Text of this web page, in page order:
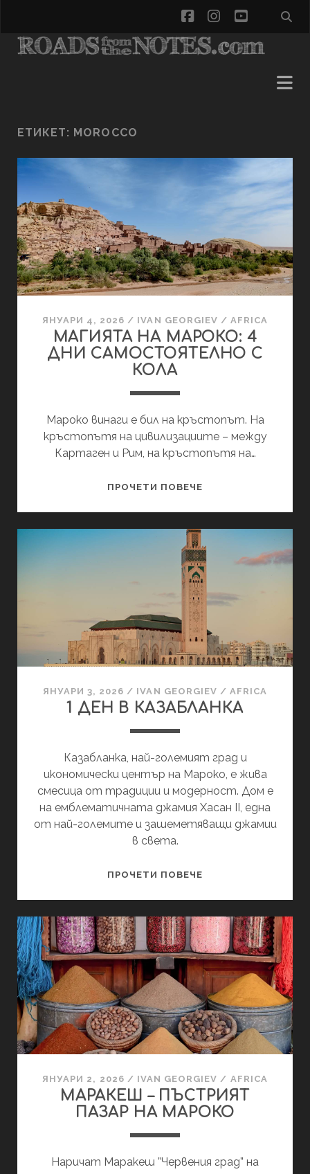
facebook
instagram
youtube
ЕТИКЕТ: MOROCCO
ЯНУАРИ 4, 2026 / IVAN GEORGIEV /AFRICA
МАГИЯТА НА МАРОКО: 4
ДНИ САМОСТОЯТЕЛНО С
КОЛА
Мароко винаги е бил на кръстопът. На
кръстопътя на цивилизациите – между
Картаген и Рим, на кръстопътя на…
ПРОЧЕТИ ПОВЕЧЕ
ДНИ
САМОСТОЯТЕЛНО
С
КОЛА
ЯНУАРИ 3, 2026 / IVAN GEORGIEV /AFRICA
1 ДЕН В КАЗАБЛАНКА
Казабланка, най-големият град и
икономически център на Мароко, е жива
смесица от традиции и модерност. Дом e
на емблематичната джамия Хасан II, една
от най-големите и зашеметяващи джамии
в света.
ПРОЧЕТИ ПОВЕЧЕ
КАЗАБЛАНКА
ЯНУАРИ 2, 2026 / IVAN GEORGIEV / AFRICA
МАРАКЕШ – ПЪСТРИЯТ
ПАЗАР НА МАРОКО
Наричат Маракеш ”Червения град” на